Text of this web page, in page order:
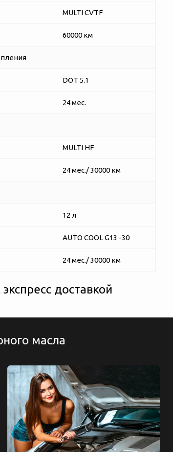
MULTI CVTF
60000 км
DOT 5.1
24 мес.
MULTI HF
24 мес./ 30000 км
12 л
AUTO COOL G13 -30
24 мес./ 30000 км
доставкой
масла